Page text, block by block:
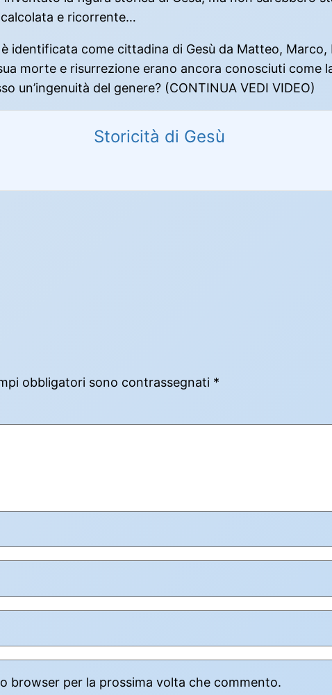
e ricorrente…
identificata come cittadina di Gesù da Matteo,
morte e risurrezione erano ancora conosciuti come
del genere? (CONTINUA VEDI VIDEO)
Storicità di Gesù
obbligatori sono contrassegnati *
browser per la prossima volta che commento.